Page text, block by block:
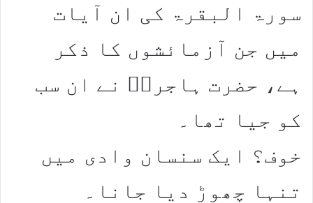
سورۃ البقرۃ کی ان آیات
میں جن آزمائشوں کا ذکر
ہے، حضرت ہاجرہؑ نے ان سب
کو جیا تھا۔
خوف؟ ایک سنسان وادی میں
تنہا چھوڑ دیا جانا۔